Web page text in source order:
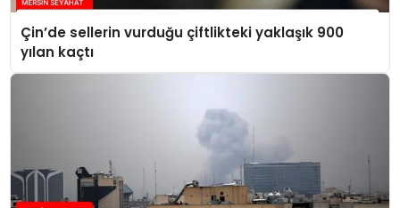
Çin’de sellerin vurduğu çiftlikteki yaklaşık 900
yılan kaçtı